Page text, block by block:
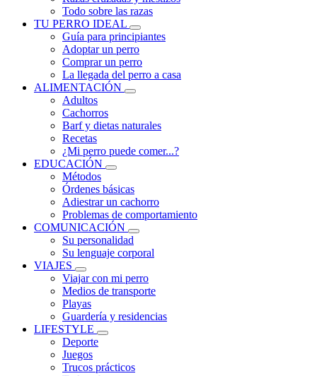
Todo sobre las razas
TU PERRO IDEAL
Guía para principiantes
Adoptar un perro
Comprar un perro
La llegada del perro a casa
ALIMENTACIÓN
Adultos
Cachorros
Barf y dietas naturales
Recetas
¿Mi perro puede comer...?
EDUCACIÓN
Métodos
Órdenes básicas
Adiestrar un cachorro
Problemas de comportamiento
COMUNICACIÓN
Su personalidad
Su lenguaje corporal
VIAJES
Viajar con mi perro
Medios de transporte
Playas
Guardería y residencias
LIFESTYLE
Deporte
Juegos
Trucos prácticos